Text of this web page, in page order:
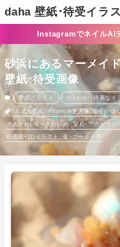
daha 壁紙･待受イラ
InstagramでネイルAI
砂浜にあるマーメイ
壁紙･待受画像
壁紙イラスト かわいい･綺麗なイ
スマホ壁紙･iPhone待受画像(縦長) ホ
大人かわいい･きれいめ 宝石･アクセサリ
絵画風･2Dイラスト 金･ゴールド系